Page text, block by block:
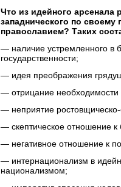
Что из идейного арсенала
западнического по своему
православием? Таких
— наличие устремленного в
государственности;
— идея преображения
— отрицание необходимости
— неприятие ростовщическо-
— скептическое отношение к
— негативное отношение к
— интернационализм в
национализмом;